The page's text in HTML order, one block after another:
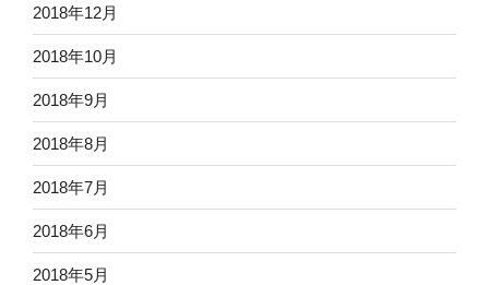
2018年12月
2018年10月
2018年9月
2018年8月
2018年7月
2018年6月
2018年5月